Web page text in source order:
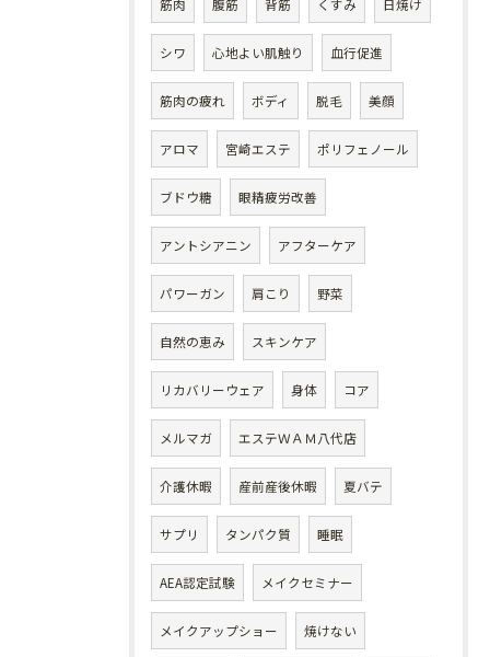
筋肉 腹筋 背筋 くすみ 日焼け
シワ 心地よい肌触り 血行促進
筋肉の疲れ ボディ 脱毛 美顔
アロマ 宮崎エステ ポリフェノール
ブドウ糖 眼精疲労改善
アントシアニン アフターケア
パワーガン 肩こり 野菜
自然の恵み スキンケア
リカバリーウェア 身体 コア
メルマガ エステＷＡＭ八代店
介護休暇 産前産後休暇 夏バテ
サプリ タンパク質 睡眠
AEA認定試験 メイクセミナー
メイクアップショー 焼けない